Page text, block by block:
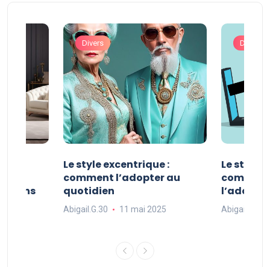
dans
Divers
Le style excentrique :
comment l’adopter au
quotidien
Abigail.G.30 11 mai 2025
Divers
Le style
Abigail.G.30